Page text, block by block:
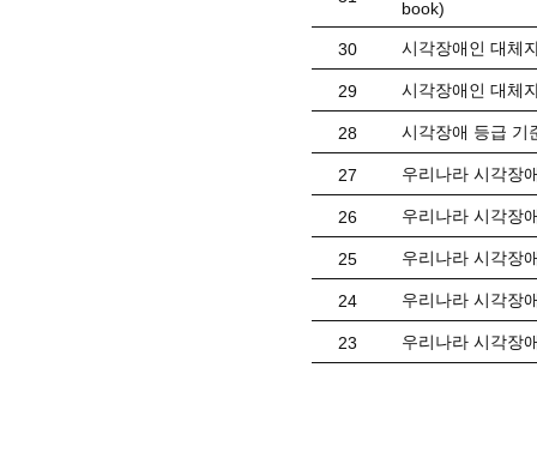
book)
30 시각장애인 대체
29 시각장애인 대체
28 시각장애 등급 기
27 우리나라 시각장
26 우리나라 시각장
25 우리나라 시각장
24 우리나라 시각장
23 우리나라 시각장